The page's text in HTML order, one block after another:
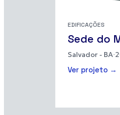
EDIFICAÇÕES
Sede do
Salvador - BA·
Ver projeto →